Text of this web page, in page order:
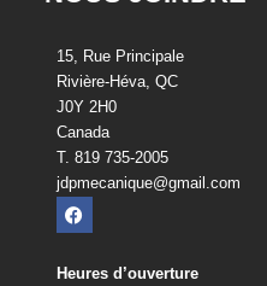
15, Rue Principale
Rivière-Héva, QC
J0Y 2H0
Canada
T. 819 735-2005
jdpmecanique@gmail.com
Heures d’ouverture